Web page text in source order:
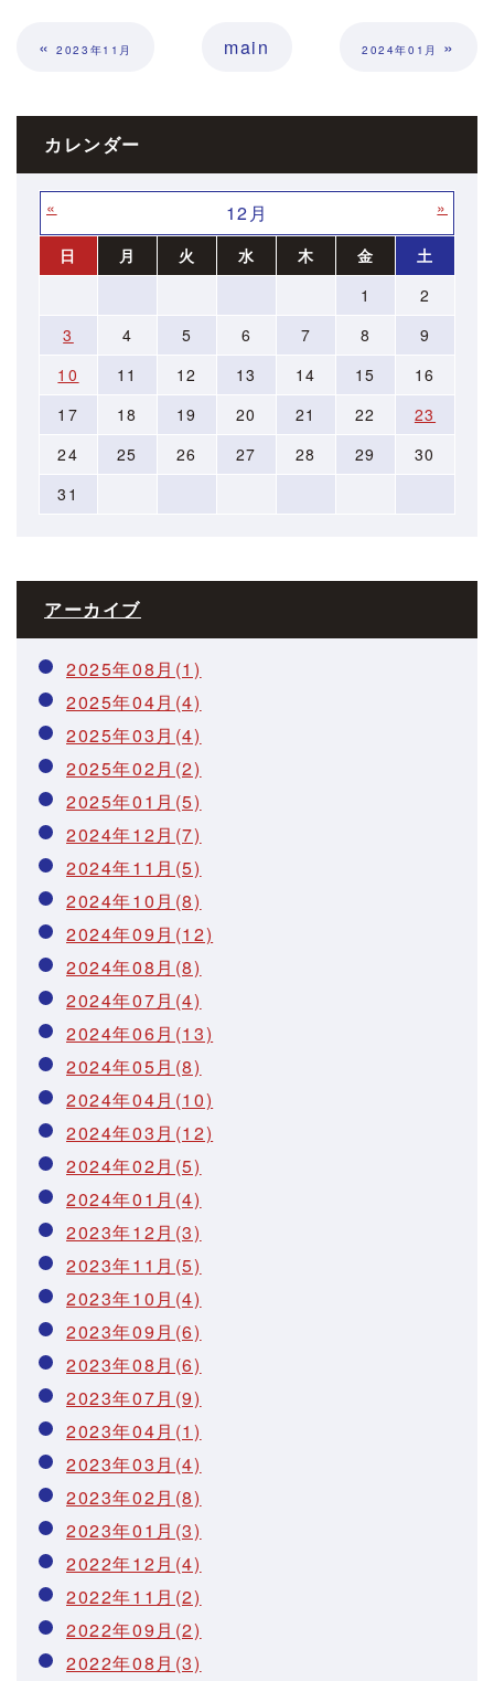
«2023年11月 main 2024年01月 »
カレンダー
« 12月 »
日 月 火 水 木 金
土
1
2
3
4 5 6 7 8
9
10
11 12 13 14 15
16
17
18 19 20 21 22
23
24
25 26 27 28 29
30
31
アーカイブ
2025年08月(1)
2025年04月(4)
2025年03月(4)
2025年02月(2)
2025年01月(5)
2024年12月(7)
2024年11月(5)
2024年10月(8)
2024年09月(12)
2024年08月(8)
2024年07月(4)
2024年06月(13)
2024年05月(8)
2024年04月(10)
2024年03月(12)
2024年02月(5)
2024年01月(4)
2023年12月(3)
2023年11月(5)
2023年10月(4)
2023年09月(6)
2023年08月(6)
2023年07月(9)
2023年04月(1)
2023年03月(4)
2023年02月(8)
2023年01月(3)
2022年12月(4)
2022年11月(2)
2022年09月(2)
2022年08月(3)